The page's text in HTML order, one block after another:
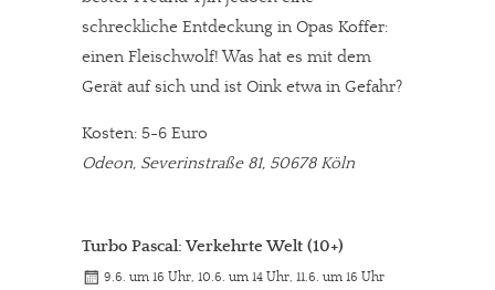
Solltest Du unsere unabhängige Berichterstattung schätzen,
kannst Du uns mit einer kleinen Spende unterstützen.
Paypal - danke@meinesuedstadt.de
JETZT SPENDEN Schon erledigt!
schreckliche Entdeckung in Opas Koffer:
einen Fleischwolf! Was hat es mit dem
Gerät auf sich und ist Oink etwa in Gefahr?
Kosten: 5-6 Euro
Odeon, Severinstraße 81, 50678 Köln
Turbo Pascal: Verkehrte Welt (10+)
9.6. um 16 Uhr, 10.6. um 14 Uhr, 11.6. um 16 Uhr